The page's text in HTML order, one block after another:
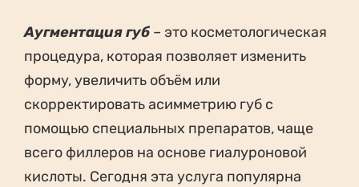
Аугментация губ – это косметологическая
процедура, которая позволяет изменить
форму, увеличить объём или
скорректировать асимметрию губ с
помощью специальных препаратов, чаще
всего филлеров на основе гиалуроновой
кислоты. Сегодня эта услуга популярна